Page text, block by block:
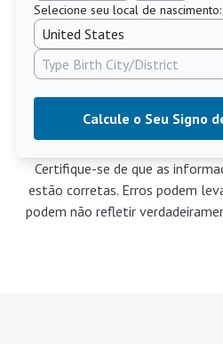
Selecione seu local de nascimento:
Calcule o Seu Signo
Certifique-se de que as
estão corretas. Erros podem
podem não refletir